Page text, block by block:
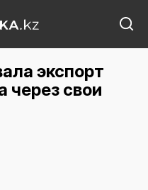
экспорт
через свои